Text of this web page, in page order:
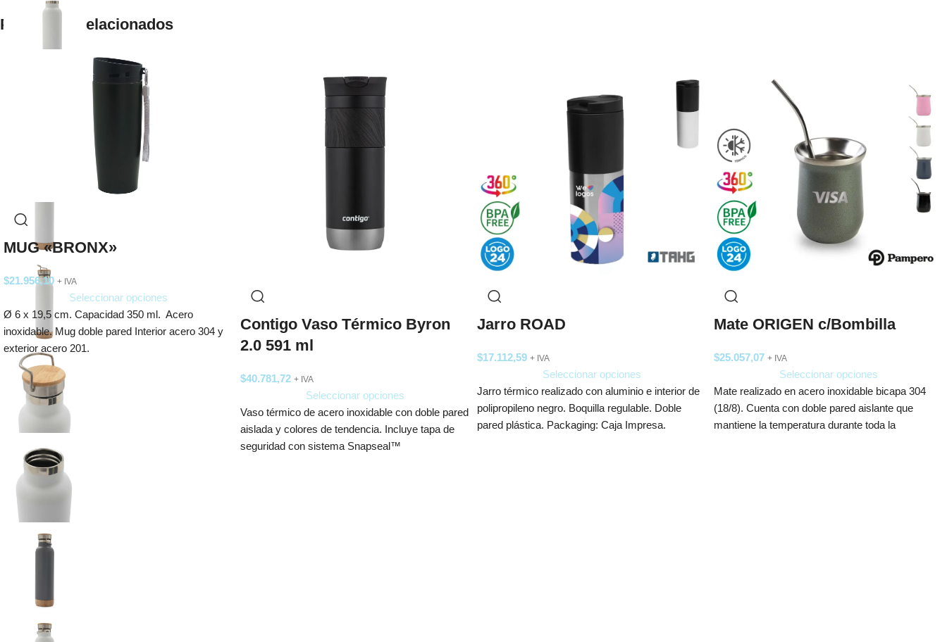
Productos relacionados
MUG «BRONX»
$21.956,10 + IVA
Seleccionar opciones
Ø 6 x 19,5 cm. Capacidad 350 ml. Acero
inoxidable. Mug doble pared Interior acero 304 y
exterior acero 201.
Contigo Vaso Térmico Byron
2.0 591 ml
$40.781,72 + IVA
Seleccionar opciones
Vaso térmico de acero inoxidable con doble pared
aislada y colores de tendencia. Incluye tapa de
seguridad con sistema Snapseal™
Jarro ROAD
$17.112,59 + IVA
Seleccionar opciones
Jarro térmico realizado con aluminio e interior de
polipropileno negro. Boquilla regulable. Doble
pared plástica. Packaging: Caja Impresa.
Mate ORIGEN c/Bombilla
$25.057,07 + IVA
Seleccionar opciones
Mate realizado en acero inoxidable bicapa 304
(18/8). Cuenta con doble pared aislante que
mantiene la temperatura durante toda la